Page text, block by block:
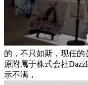
的，不只如斯，现任
原附属于株式会社
示不满，